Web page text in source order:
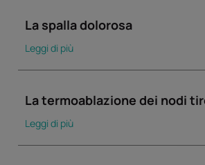
La spalla dolorosa
Leggi di più
La termoablazione dei nodi
Leggi di più